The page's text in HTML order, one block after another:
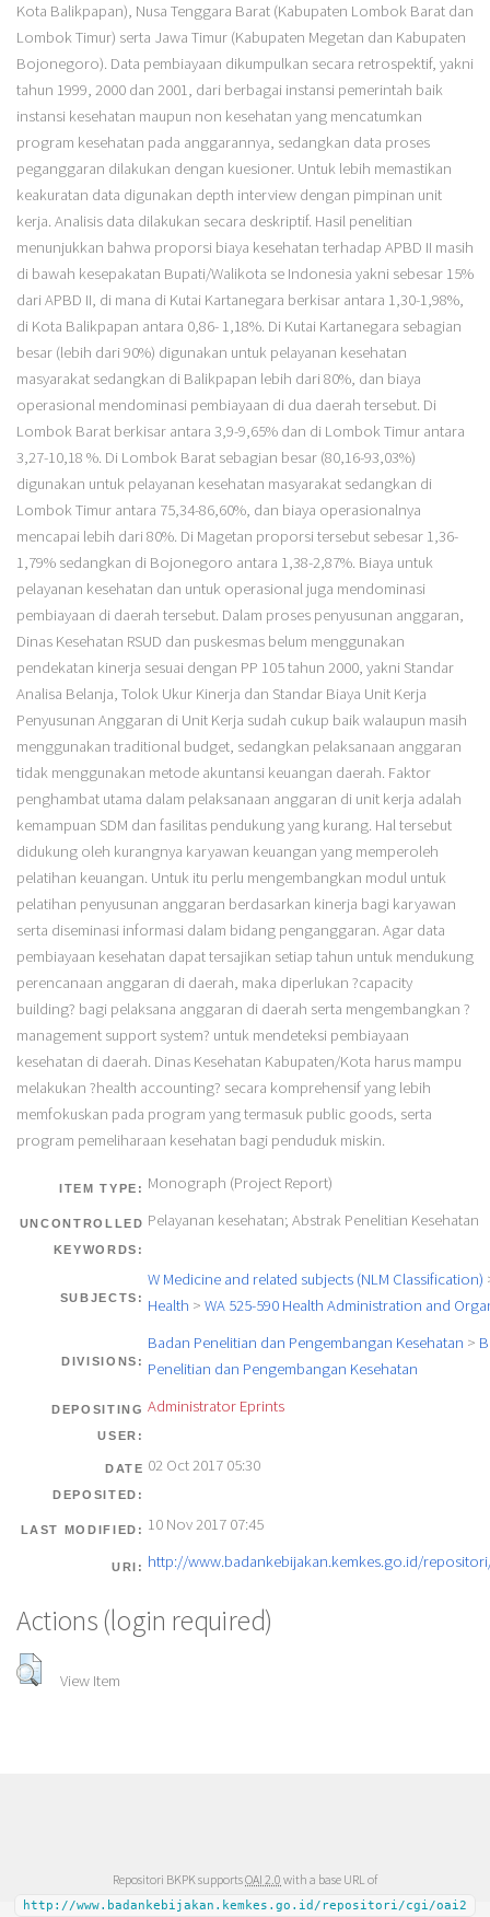
Kota Balikpapan), Nusa Tenggara Barat (Kabupaten Lombok Barat dan
Lombok Timur) serta Jawa Timur (Kabupaten Megetan dan Kabupaten
Bojonegoro). Data pembiayaan dikumpulkan secara retrospektif, yakni
tahun 1999, 2000 dan 2001, dari berbagai instansi pemerintah baik
instansi kesehatan maupun non kesehatan yang mencatumkan
program kesehatan pada anggarannya, sedangkan data proses
peganggaran dilakukan dengan kuesioner. Untuk lebih memastikan
keakuratan data digunakan depth interview dengan pimpinan unit
kerja. Analisis data dilakukan secara deskriptif. Hasil penelitian
menunjukkan bahwa proporsi biaya kesehatan terhadap APBD II masih
di bawah kesepakatan Bupati/Walikota se Indonesia yakni sebesar 15%
dari APBD II, di mana di Kutai Kartanegara berkisar antara 1,30-1,98%,
di Kota Balikpapan antara 0,86- 1,18%. Di Kutai Kartanegara sebagian
besar (lebih dari 90%) digunakan untuk pelayanan kesehatan
masyarakat sedangkan di Balikpapan lebih dari 80%, dan biaya
operasional mendominasi pembiayaan di dua daerah tersebut. Di
Lombok Barat berkisar antara 3,9-9,65% dan di Lombok Timur antara
3,27-10,18 %. Di Lombok Barat sebagian besar (80,16-93,03%)
digunakan untuk pelayanan kesehatan masyarakat sedangkan di
Lombok Timur antara 75,34-86,60%, dan biaya operasionalnya
mencapai lebih dari 80%. Di Magetan proporsi tersebut sebesar 1,36-
1,79% sedangkan di Bojonegoro antara 1,38-2,87%. Biaya untuk
pelayanan kesehatan dan untuk operasional juga mendominasi
pembiayaan di daerah tersebut. Dalam proses penyusunan anggaran,
Dinas Kesehatan RSUD dan puskesmas belum menggunakan
pendekatan kinerja sesuai dengan PP 105 tahun 2000, yakni Standar
Analisa Belanja, Tolok Ukur Kinerja dan Standar Biaya Unit Kerja
Penyusunan Anggaran di Unit Kerja sudah cukup baik walaupun masih
menggunakan traditional budget, sedangkan pelaksanaan anggaran
tidak menggunakan metode akuntansi keuangan daerah. Faktor
penghambat utama dalam pelaksanaan anggaran di unit kerja adalah
kemampuan SDM dan fasilitas pendukung yang kurang. Hal tersebut
didukung oleh kurangnya karyawan keuangan yang memperoleh
pelatihan keuangan. Untuk itu perlu mengembangkan modul untuk
pelatihan penyusunan anggaran berdasarkan kinerja bagi karyawan
serta diseminasi informasi dalam bidang penganggaran. Agar data
pembiayaan kesehatan dapat tersajikan setiap tahun untuk mendukung
perencanaan anggaran di daerah, maka diperlukan ?capacity
building? bagi pelaksana anggaran di daerah serta mengembangkan ?
management support system? untuk mendeteksi pembiayaan
kesehatan di daerah. Dinas Kesehatan Kabupaten/Kota harus mampu
melakukan ?health accounting? secara komprehensif yang lebih
memfokuskan pada program yang termasuk public goods, serta
program pemeliharaan kesehatan bagi penduduk miskin.
ITEM TYPE: Monograph (Project Report)
UNCONTROLLED
KEYWORDS:
Pelayanan kesehatan; Abstrak Penelitian Kesehatan
SUBJECTS:
W Medicine and related subjects (NLM Classification)
Health > WA 525-590 Health Administration and
DIVISIONS:
Badan Penelitian dan Pengembangan Kesehatan >
Penelitian dan Pengembangan Kesehatan
DEPOSITING
USER:
Administrator Eprints
DATE
DEPOSITED:
02 Oct 2017 05:30
LAST MODIFIED: 10 Nov 2017 07:45
URI: http://www.badankebijakan.kemkes.go.id/
Actions (login required)
View Item
Repositori BKPK supportsOAI 2.0 with a base URL of
http://www.badankebijakan.kemkes.go.id/repositori/cgi/oai2